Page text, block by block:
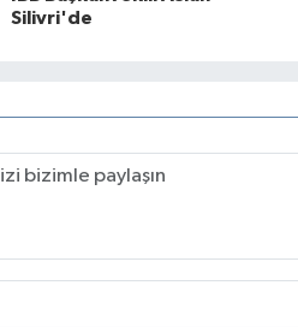
Silivri'de